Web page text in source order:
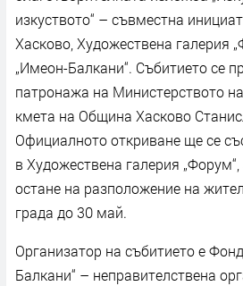
изкуството“ – съвместна
Хасково, Художествена галерия
„Имеон-Балкани“. Събитието се
патронажа на Министерството
кмета на Община Хасково
Официалното откриване ще се
в Художествена галерия
остане на разположение на
града до 30 май.
Организатор на събитието е
Балкани“ – неправителствена